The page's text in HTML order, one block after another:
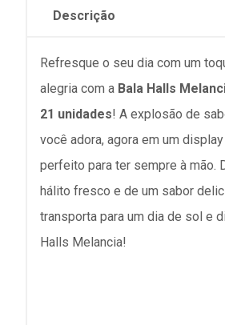
Descrição
Refresque o seu dia com um
alegria com a Bala Halls
21 unidades! A explosão de
você adora, agora em um
perfeito para ter sempre à mão.
hálito fresco e de um sabor
transporta para um dia de sol e
Halls Melancia!